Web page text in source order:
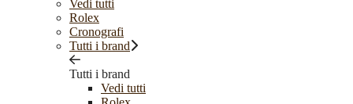
Vedi tutti
Rolex
Cronografi
Tutti i brand
Tutti i brand
Vedi tutti